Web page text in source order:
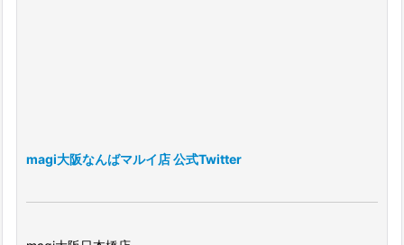
magi大阪なんばマルイ店 公式Twitter